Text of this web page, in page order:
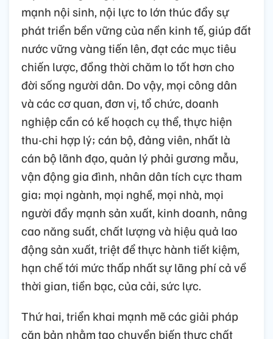
mạnh nội sinh, nội lực to lớn thúc đẩy sự
phát triển bền vững của nền kinh tế, giúp đất
nước vững vàng tiến lên, đạt các mục tiêu
chiến lược, đồng thời chăm lo tốt hơn cho
đời sống người dân. Do vậy, mọi công dân
và các cơ quan, đơn vị, tổ chức, doanh
nghiệp cần có kế hoạch cụ thể, thực hiện
thu-chi hợp lý; cán bộ, đảng viên, nhất là
cán bộ lãnh đạo, quản lý phải gương mẫu,
vận động gia đình, nhân dân tích cực tham
gia; mọi ngành, mọi nghề, mọi nhà, mọi
người đẩy mạnh sản xuất, kinh doanh, nâng
cao năng suất, chất lượng và hiệu quả lao
động sản xuất, triệt để thực hành tiết kiệm,
hạn chế tới mức thấp nhất sự lãng phí cả về
thời gian, tiền bạc, của cải, sức lực.
Thứ hai, triển khai mạnh mẽ các giải pháp
căn bản nhằm tạo chuyển biến thực chất